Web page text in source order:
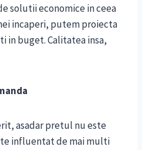
solutii economice in ceea
incaperi, putem proiecta
in buget. Calitatea insa,
asadar pretul nu este
influentat de mai multi